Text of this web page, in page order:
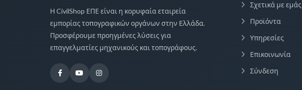
Η CivilShop ΕΠΕ είναι η κορυφαία εταιρεία
εμπορίας τοπογραφικών οργάνων στην Ελλάδα.
Προσφέρουμε προηγμένες λύσεις για
επαγγελματίες μηχανικούς και τοπογράφους.
Σχετικά με εμάς
Προϊόντα
Υπηρεσίες
Επικοινωνία
Σύνδεση